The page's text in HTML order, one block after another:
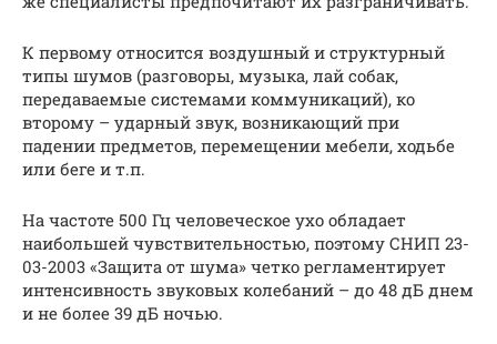
К первому относится воздушный и структурный
типы шумов (разговоры, музыка, лай собак,
передаваемые системами коммуникаций), ко
второму – ударный звук, возникающий при
падении предметов, перемещении мебели, ходьбе
или беге и т.п.
На частоте 500 Гц человеческое ухо обладает
наибольшей чувствительностью, поэтому СНИП 23-
03-2003 «Защита от шума» четко регламентирует
интенсивность звуковых колебаний – до 48 дБ днем
и не более 39 дБ ночью.